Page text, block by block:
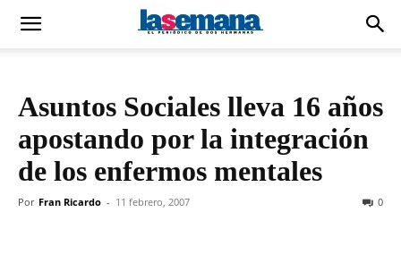
Asuntos Sociales lleva 16 años
apostando por la integración
de los enfermos mentales
Por Fran Ricardo - 11 febrero, 2007 0